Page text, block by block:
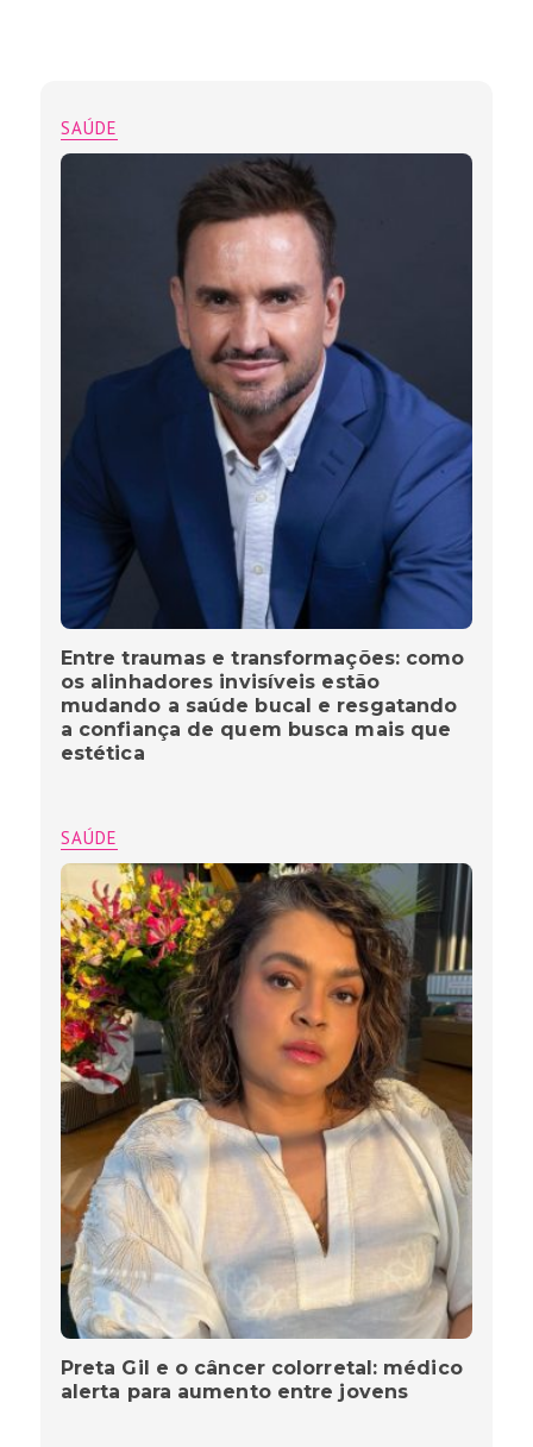
SAÚDE
Entre traumas e transformações: como
os alinhadores invisíveis estão
mudando a saúde bucal e resgatando
a confiança de quem busca mais que
estética
SAÚDE
Preta Gil e o câncer colorretal: médico
alerta para aumento entre jovens